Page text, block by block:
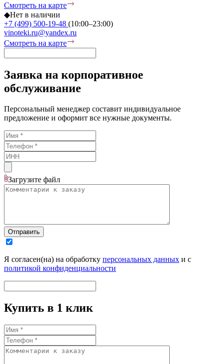
Смотреть на карте
◆Нет в наличии
+7 (499) 500-19-48 (10:00–23:00)
vinoteki.ru@yandex.ru
Смотреть на карте
Заявка на корпоративное
обслуживание
Персональный менеджер составит индивидуальное
предложение и оформит все нужные документы.
Загрузите файл
Отправить
Я согласен(на) на обработку персональных данных и с
политикой конфиденциальности
Купить в 1 клик